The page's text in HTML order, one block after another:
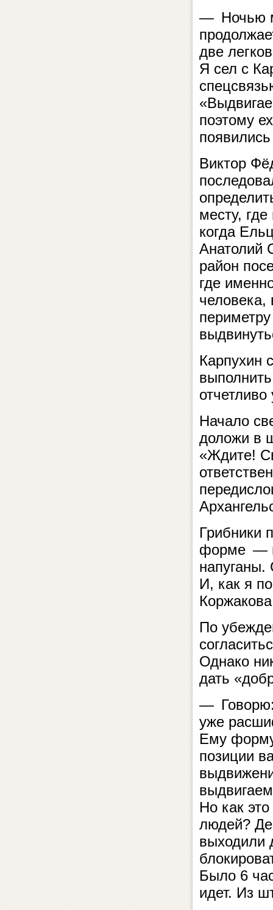
— Ночью
две
Я сел с
поэтому
Виктор
месту,
когда
Анатолий
район
где
человека,
Карпухин
Начало
доложи в
«Ждите!
Грибники
форме —
напуганы.
И, как я
По
Однако
дать
— Говорю:
уже
Ему
позиции
Но как
людей?
выходили
Было 6
идет. Из